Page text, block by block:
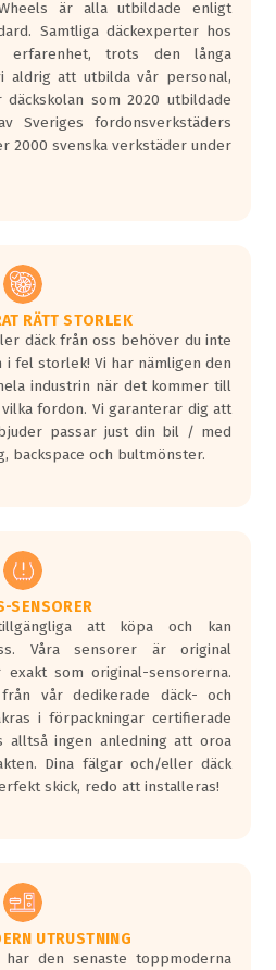
ut för
där däcken
där det ligger
på
brukar
det finnas
vågar. Hög
svarta vågor
om det är
år 2016.
är redan
regelverk.
kommer vara
det
2016.
är alla utbildade enligt
Samtliga däckexperter hos
trots den långa
aldrig att utbilda vår personal,
som 2020 utbildade
Sveriges fordonsverkstäders
2000 svenska verkstäder under
RÄTT STORLEK
däck från oss behöver du inte
fel storlek! Vi har nämligen den
industrin när det kommer till
fordon. Vi garanterar dig att
passar just din bil / med
backspace och bultmönster.
SENSORER
att köpa och kan
Våra sensorer är original
som original-sensorerna.
vår dedikerade däck- och
i förpackningar certifierade
alltså ingen anledning att oroa
Dina fälgar och/eller däck
skick, redo att installeras!
UTRUSTNING
den senaste toppmoderna